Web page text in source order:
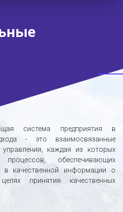
система предприятия в
- это взаимосвязанные
каждая из которых
обеспечивающих
в качественной информации о
принятия качественных